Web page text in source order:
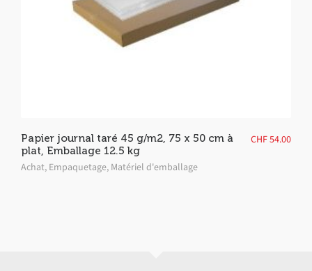
Papier journal taré 45 g/m2, 75 x 50 cm à
plat, Emballage 12.5 kg
Achat, Empaquetage, Matériel d'emballage
CHF54.00